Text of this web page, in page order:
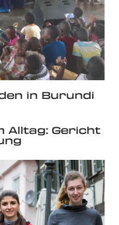
in Burundi
Alltag: Gericht